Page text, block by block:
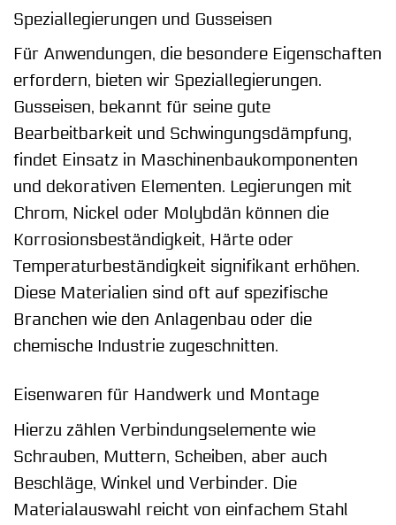
Speziallegierungen und Gusseisen
Für Anwendungen, die besondere Eigenschaften
erfordern, bieten wir Speziallegierungen.
Gusseisen, bekannt für seine gute
Bearbeitbarkeit und Schwingungsdämpfung,
findet Einsatz in Maschinenbaukomponenten
und dekorativen Elementen. Legierungen mit
Chrom, Nickel oder Molybdän können die
Korrosionsbeständigkeit, Härte oder
Temperaturbeständigkeit signifikant erhöhen.
Diese Materialien sind oft auf spezifische
Branchen wie den Anlagenbau oder die
chemische Industrie zugeschnitten.
Eisenwaren für Handwerk und Montage
Hierzu zählen Verbindungselemente wie
Schrauben, Muttern, Scheiben, aber auch
Beschläge, Winkel und Verbinder. Die
Materialauswahl reicht von einfachem Stahl